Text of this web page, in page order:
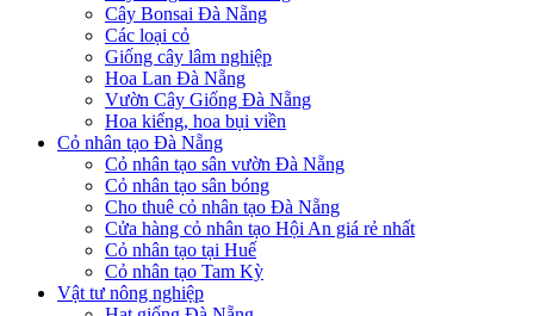
Cây Bonsai Đà Nẵng
Các loại cỏ
Giống cây lâm nghiệp
Hoa Lan Đà Nẵng
Vườn Cây Giống Đà Nẵng
Hoa kiểng, hoa bụi viền
Cỏ nhân tạo Đà Nẵng
Cỏ nhân tạo sân vườn Đà Nẵng
Cỏ nhân tạo sân bóng
Cho thuê cỏ nhân tạo Đà Nẵng
Cửa hàng cỏ nhân tạo Hội An giá rẻ nhất
Cỏ nhân tạo tại Huế
Cỏ nhân tạo Tam Kỳ
Vật tư nông nghiệp